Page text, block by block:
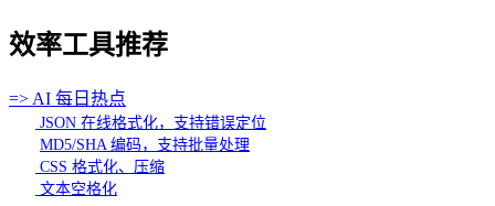
效率工具推荐
=> AI 每日热点
JSON 在线格式化，支持错误定位
MD5/SHA 编码，支持批量处理
CSS 格式化、压缩
文本空格化